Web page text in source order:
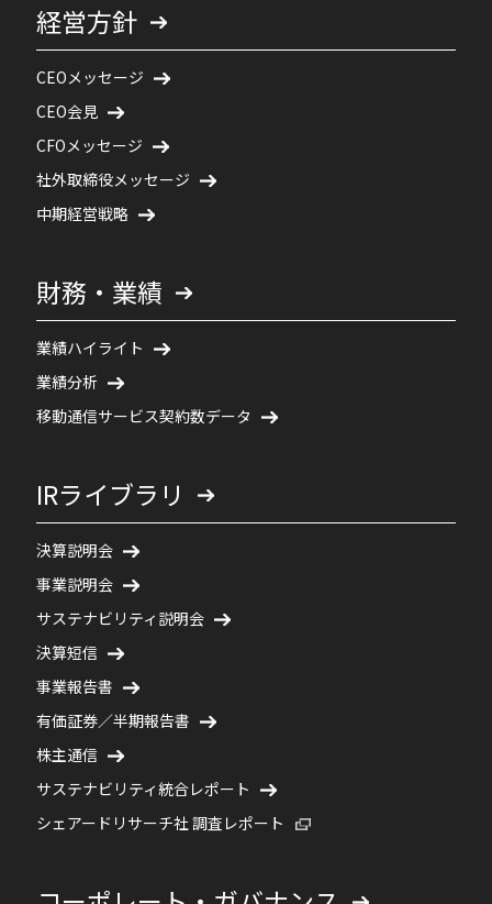
経営方針
CEOメッセージ
CEO会見
CFOメッセージ
社外取締役メッセージ
中期経営戦略
財務・業績
業績ハイライト
業績分析
移動通信サービス契約数データ
IRライブラリ
決算説明会
事業説明会
サステナビリティ説明会
決算短信
事業報告書
有価証券／半期報告書
株主通信
サステナビリティ統合レポート
シェアードリサーチ社 調査レポート 新規ウィンドウで開く